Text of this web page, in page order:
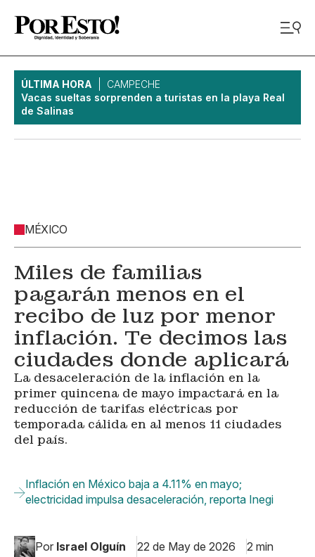
ÚLTIMA HORA
CAMPECHE
Vacas sueltas sorprenden a turistas en la playa Real
de Salinas
MÉXICO
Miles de familias
pagarán menos en el
recibo de luz por menor
inflación. Te decimos las
ciudades donde aplicará
La desaceleración de la inflación en la
primer quincena de mayo impactará en la
reducción de tarifas eléctricas por
temporada cálida en al menos 11 ciudades
del país.
Inflación en México baja a 4.11% en mayo;
electricidad impulsa desaceleración, reporta Inegi
Por Israel Olguín 22 de May de 2026 2 min